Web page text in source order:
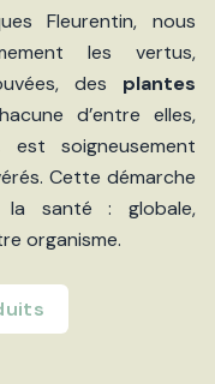
Fleurentin, nous
les vertus,
des plantes
d’entre elles,
soigneusement
Cette démarche
la santé : globale,
organisme.